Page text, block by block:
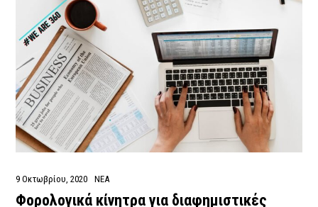
9 Οκτωβρίου, 2020 ΝΕΑ
Φορολογικά κίνητρα για διαφημιστικές